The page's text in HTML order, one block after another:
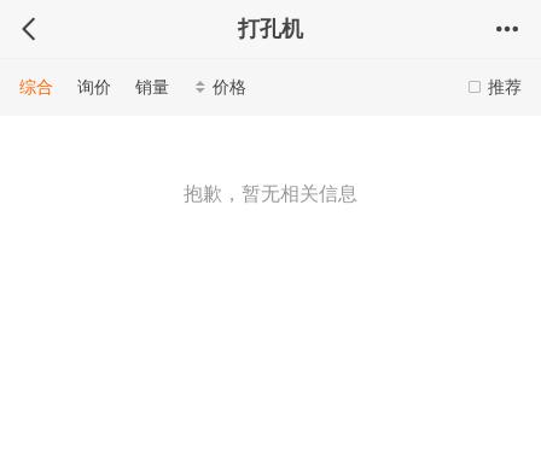
打孔机
推荐
综合 询价 销量 价格
抱歉，暂无相关信息